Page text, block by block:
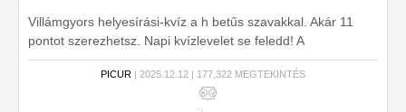
Villámgyors helyesírási-kvíz a h betűs szavakkal. Akár 11
pontot szerezhetsz. Napi kvízlevelet se feledd! A
postaládádban keresd, napi 10 extra pontért!
PICUR | 2025.12.12 | 177,322 MEGTEKINTÉS